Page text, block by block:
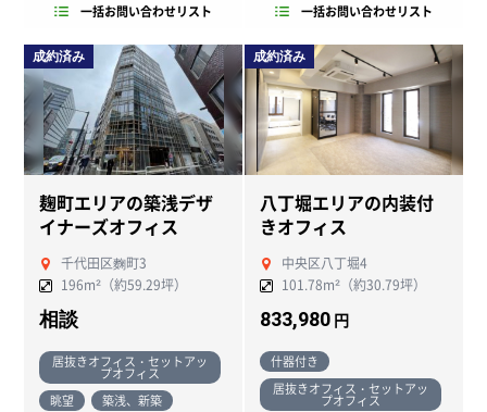
一括お問い合わせリスト 一括お問い合わせリスト
成約済み
麹町エリアの築浅デザ
イナーズオフィス
千代田区麴町3
196m²（約59.29坪）
相談
居抜きオフィス・セットアッ
プオフィス
眺望
築浅、新築
成約済み
八丁堀エリアの内装付
きオフィス
中央区八丁堀4
101.78m²（約30.79坪）
833,980 円
什器付き
居抜きオフィス・セットアッ
プオフィス